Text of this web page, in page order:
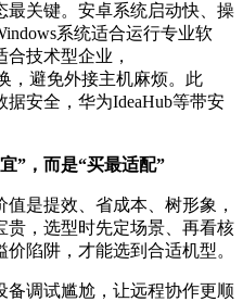
最关键。安卓系统启动快、操
系统适合运行专业软
技术型企业，
，避免外接主机麻烦。此
安全，华为IdeaHub等带安
”，而是“买最适配”
是提效、省成本、树形象，
贵，选型时先定场景、再看核
陷阱，才能选到合适机型。
备调试尴尬，让远程协作更顺